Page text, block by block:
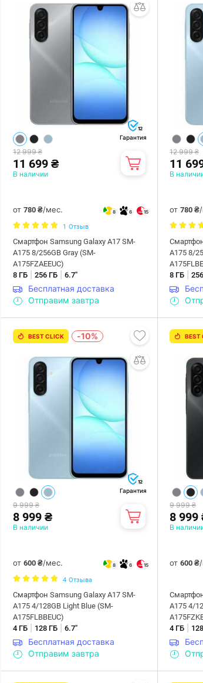
12
Гарантия
12 999 ₴
11 699 ₴
В наличии
от 780 ₴/мес. 8 6 15
1 Отзыв
Смартфон Samsung Galaxy A17 SM-
A175 8/256GB Gray (SM-
A175FZAEEUC)
8 ГБ
256 ГБ 6.7"
Бесплатная доставка
Отправим завтра
12 999 ₴
11
В
от780 ₴
A175 8/
8 ГБ |
BEST CLICK -10%
12
Гарантия
9 999 ₴
8 999 ₴
В наличии
от 600 ₴/мес. 8 6 15
4 Отзыва
Смартфон Samsung Galaxy A17 SM-
A175 4/128GB Light Blue (SM-
A175FLBBEUC)
4 ГБ
128 ГБ 6.7"
Бесплатная доставка
Отправим завтра
BEST
9 999 ₴
8 999
В
от600 ₴
A175 4/
4 ГБ